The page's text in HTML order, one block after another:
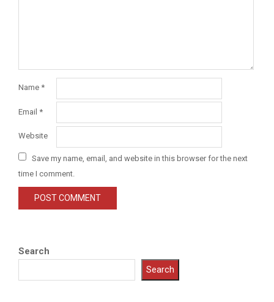
Name *
Email *
Website
Save my name, email, and website in this browser for the next
time I comment.
Search
Search